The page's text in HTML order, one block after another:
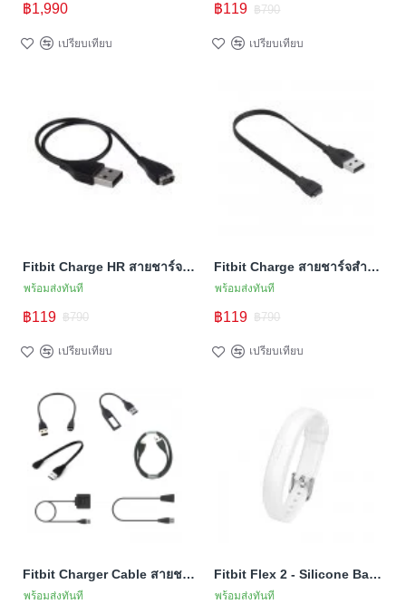
฿1,990
เปรียบเทียบ
฿119 ฿790
เปรียบเทียบ
Fitbit Charge HR สายชาร์จสำหรับ Charge HR (สายชาร์จ Premium คุณภาพสูง)
พร้อมส่งทันที
฿119 ฿790
เปรียบเทียบ
Fitbit Charge สายชาร์จสำหรับ Charge (สายชาร์จ Premium คุณภาพสูง)
พร้อมส่งทันที
฿119 ฿790
เปรียบเทียบ
Fitbit Charger Cable สายชาร์จฟิตบิตทุกรุ่น
พร้อมส่งทันที
Fitbit Flex 2 - Silicone Band (TSM Band) สายซิลิโคนล็อคสาย (Premium)
พร้อมส่งทันที